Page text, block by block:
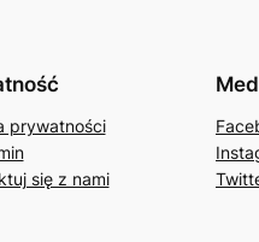
prywatności
się z nami